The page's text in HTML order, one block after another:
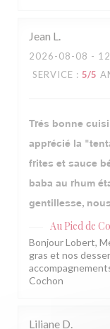
Jean L
2026-08-08 -
SERVICE : 5/5
Trés bonne
apprécié la
frites et sauce
baba au rhum
gentillesse,
Au Pied de
Bonjour Lobert,
gras et nos
Cochon
Liliane D